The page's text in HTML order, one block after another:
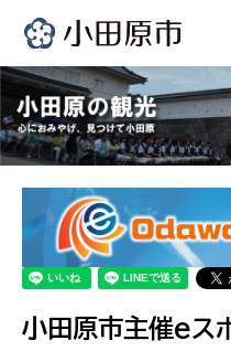
小田原市主催eス